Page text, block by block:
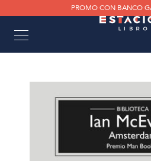
PROMO CON BANCO